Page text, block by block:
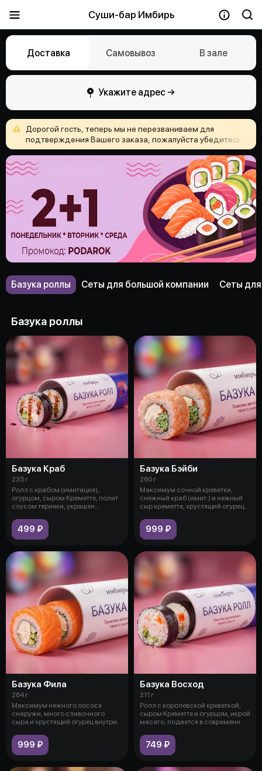
Суши-бар Имбирь
Доставка Самовывоз В зале
Укажите адрес →
Дорогой гость, теперь мы не перезваниваем для
подтверждения Вашего заказа, пожалуйста убедитесь,
чтоВыверноуказалиадресдоставкииничегонезабыли
положить
ихорошего
настроения!
Базука роллы Сеты для большой компании Сеты
Базука роллы
Базука Краб
235 г
Ролл с крабом (имитация),
огурцом, сыром Креметте, полит
соусом терияки, украшен
499 ₽
Базука Бэйби
260 г
Максимум сочной креветки,
снежный краб (имит.) и нежный
сыр креметте, хрустящий огурец и
999 ₽
Базука Фила
264 г
Максимум нежного лосося
снаружи, много сливочного
сыра и хрустящий огурец внутри.
999 ₽
Базука Восход
211 г
Ролл с королевской креветкой,
сыром Креметте и огурцом, икрой
масаго, подается в современн
749 ₽